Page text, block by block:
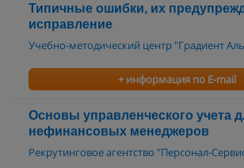
Типичные ошибки, их
исправление
Учебно-методический центр "Градиент
+ информация по E-mail
Основы управленческого учета
нефинансовых менеджеров
Рекрутинговое агентство "Персонал-